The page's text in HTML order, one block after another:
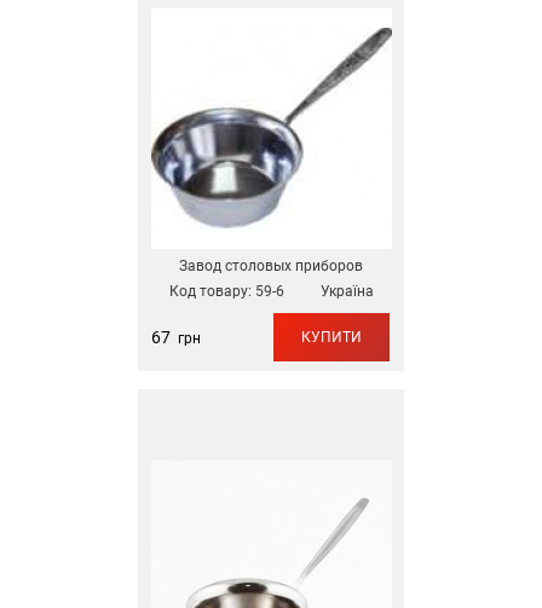
Завод столовых приборов
Код товару: 59-6 Україна
67грн КУПИТИ